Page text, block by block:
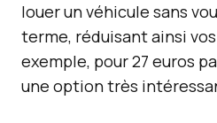
louer un véhicule sans
terme, réduisant ainsi
exemple, pour 27 euros
une option très